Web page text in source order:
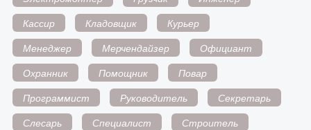
Кассир
Кладовщик
Курьер
Менеджер
Мерчендайзер
Официант
Охранник
Помощник
Повар
Программист
Руководитель
Секретарь
Слесарь
Специалист
Строитель